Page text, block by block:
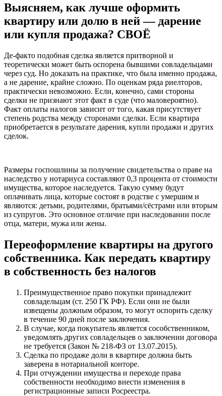
Выясняем, как лучше оформить
квартиру или долю в ней — дарение
или купля продажа? СВОЁ
Де-факто подобная сделка является притворной и
теоретически может быть оспорена бывшими совладельцами
через суд. Но доказать на практике, что была именно продажа,
а не дарение, крайне сложно. По оценкам ряда риелторов,
практически невозможно. Если, конечно, сами стороны
сделки не признают этот факт в суде (что маловероятно).
Факт оплаты налогов зависит от того, какая присутствует
степень родства между сторонами сделки. Если квартира
приобретается в результате дарения, купли продажи и других
сделок.
Размеры госпошлины за получение свидетельства о праве на
наследство у нотариуса составляют 0,3 процента от стоимости
имущества, которое наследуется. Такую сумму будут
оплачивать лица, которые состоят в родстве с умершим и
являются: детьми, родителями, братьями/сёстрами или вторым
из супругов. Это основное отличие при наследовании после
отца, матери, мужа или жены.
Переоформление квартиры на другого
собственника. Как передать квартиру
в собственность без налогов
Преимущественное право покупки принадлежит
совладельцам (ст. 250 ГК РФ). Если они не были
извещены должным образом, то могут оспорить сделку
в течение 90 дней после заключения.
В случае, когда покупатель является сособственником,
уведомлять других совладельцев о заключении договора
не требуется (Закон № 218-ФЗ от 13.07.2015).
Сделка по продаже доли в квартире должна быть
заверена в нотариальной конторе.
При отчуждении имущества и переходе права
собственности необходимо внести изменения в
регистрационные записи Росреестра.